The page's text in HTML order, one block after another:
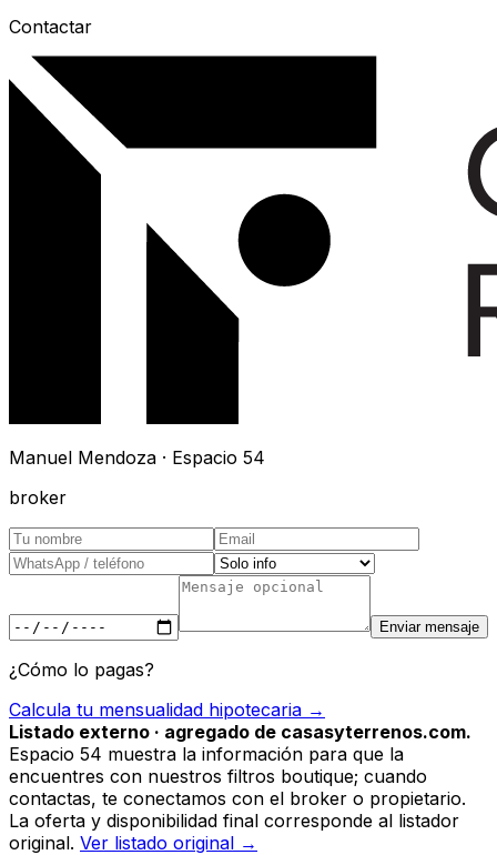
Contactar
Manuel Mendoza · Espacio 54
broker
Enviar mensaje
¿Cómo lo pagas?
Calcula tu mensualidad hipotecaria →
Listado externo · agregado de casasyterrenos.com.
Espacio 54 muestra la información para que la
encuentres con nuestros filtros boutique; cuando
contactas, te conectamos con el broker o propietario.
La oferta y disponibilidad final corresponde al listador
original. Ver listado original →